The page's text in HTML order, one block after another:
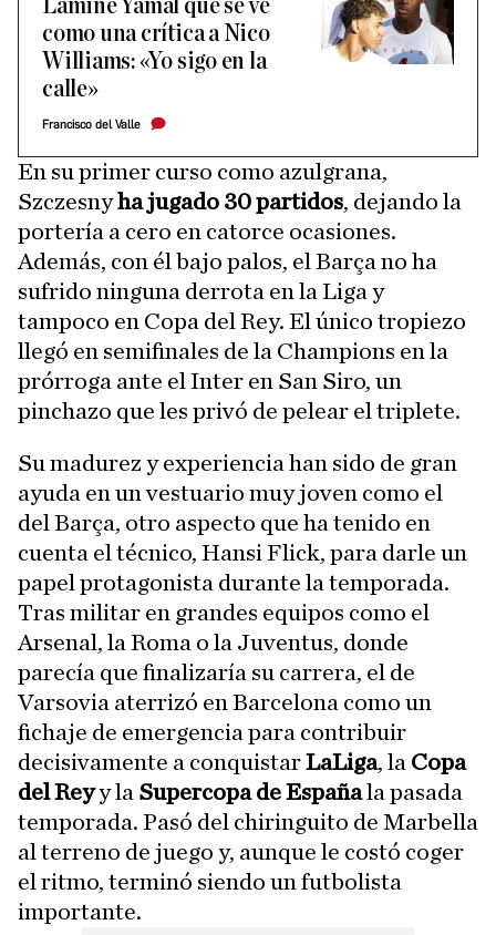
Lamine Yamal que se ve
como una crítica a Nico
Williams: «Yo sigo en la
calle»
Francisco del Valle
En su primer curso como azulgrana,
Szczesnyha jugado 30 partidos, dejando la
portería a cero en catorce ocasiones.
Además, con él bajo palos, el Barça no ha
sufrido ninguna derrota en la Liga y
tampoco en Copa del Rey. El único tropiezo
llegó en semifinales de la Champions en la
prórroga ante el Inter en San Siro, un
pinchazo que les privó de pelear el triplete.
Su madurez y experiencia han sido de gran
ayuda en un vestuario muy joven como el
del Barça, otro aspecto que ha tenido en
cuenta el técnico, Hansi Flick, para darle un
papel protagonista durante la temporada.
Tras militar en grandes equipos como el
Arsenal, la Roma o la Juventus, donde
parecía que finalizaría su carrera, el de
Varsovia aterrizó en Barcelona como un
fichaje de emergencia para contribuir
decisivamente a conquistarLaLiga, la Copa
del Reyy la Supercopa de Españala pasada
temporada. Pasó del chiringuito de Marbella
al terreno de juego y, aunque le costó coger
el ritmo, terminó siendo un futbolista
importante.